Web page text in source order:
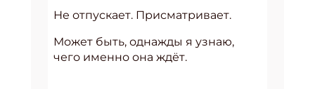
Не отпускает. Присматривает.
Может быть, однажды я узнаю,
чего именно она ждёт.